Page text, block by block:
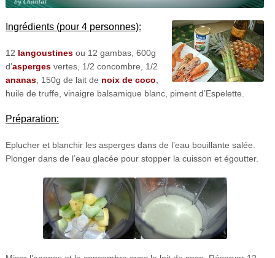
Ingrédients (pour 4 personnes):
12 langoustinesou 12 gambas, 600g
d’aspergesvertes, 1/2 concombre, 1/2
ananas, 150g de lait de noix de coco
huile de truffe, vinaigre balsamique blanc, piment d’Espelette.
Préparation:
Eplucher et blanchir les asperges dans de l’eau bouillante salée.
Plonger dans de l’eau glacée pour stopper la cuisson et égoutter.